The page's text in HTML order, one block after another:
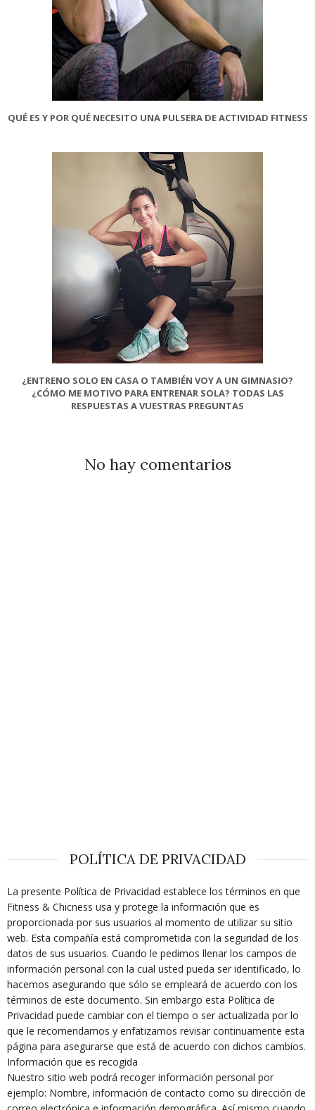
QUÉ ES Y POR QUÉ NECESITO UNA PULSERA DE ACTIVIDAD FITNESS
¿ENTRENO SOLO EN CASA O TAMBIÉN VOY A UN GIMNASIO?
¿CÓMO ME MOTIVO PARA ENTRENAR SOLA? TODAS LAS
RESPUESTAS A VUESTRAS PREGUNTAS
No hay comentarios
POLÍTICA DE PRIVACIDAD
La presente Política de Privacidad establece los términos en que
Fitness & Chicness usa y protege la información que es
proporcionada por sus usuarios al momento de utilizar su sitio
web. Esta compañía está comprometida con la seguridad de los
datos de sus usuarios. Cuando le pedimos llenar los campos de
información personal con la cual usted pueda ser identificado, lo
hacemos asegurando que sólo se empleará de acuerdo con los
términos de este documento. Sin embargo esta Política de
Privacidad puede cambiar con el tiempo o ser actualizada por lo
que le recomendamos y enfatizamos revisar continuamente esta
página para asegurarse que está de acuerdo con dichos cambios.
Información que es recogida
Nuestro sitio web podrá recoger información personal por
ejemplo: Nombre, información de contacto como su dirección de